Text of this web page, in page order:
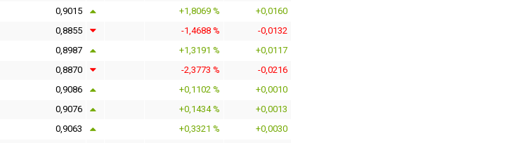
0,9015 +1,8069 %
+0,0160
0,8855 -1,4688 %
-0,0132
0,8987 +1,3191 %
+0,0117
0,8870 -2,3773 %
-0,0216
0,9086 +0,1102 %
+0,0010
0,9076 +0,1434 %
+0,0013
0,9063 +0,3321 %
+0,0030